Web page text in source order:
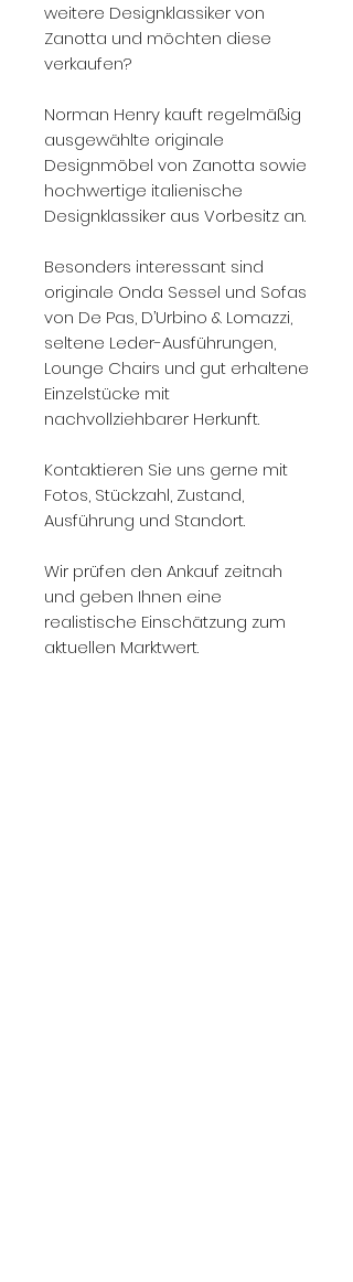
weitere Designklassiker von
Zanotta und möchten diese
verkaufen?
Norman Henry kauft regelmäßig
ausgewählte originale
Designmöbel von Zanotta sowie
hochwertige italienische
Designklassiker aus Vorbesitz an.
Besonders interessant sind
originale Onda Sessel und Sofas
von De Pas, D’Urbino & Lomazzi,
seltene Leder-Ausführungen,
Lounge Chairs und gut erhaltene
Einzelstücke mit
nachvollziehbarer Herkunft.
Kontaktieren Sie uns gerne mit
Fotos, Stückzahl, Zustand,
Ausführung und Standort.
Wir prüfen den Ankauf zeitnah
und geben Ihnen eine
realistische Einschätzung zum
aktuellen Marktwert.